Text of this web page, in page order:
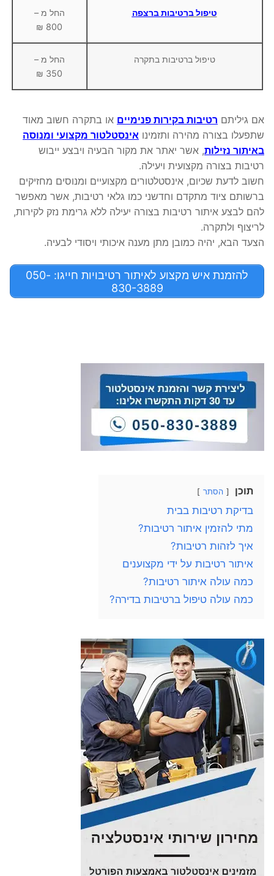
טיפול ברטיבות ברצפה
החל מ –
800 ₪
טיפול ברטיבות בתקרה
החל מ –
350 ₪
אם גיליתם רטיבות בקירות פנימיים או בתקרה חשוב מאוד
שתפעלו בצורה מהירה ותזמינו אינסטלטור מקצועי ומנוסה
באיתור נזילות, אשר יאתר את מקור הבעיה ויבצע ייבוש
רטיבות בצורה מקצועית ויעילה.
חשוב לדעת שכיום, אינסטלטורים מקצועיים ומנוסים מחזיקים
ברשותם ציוד מתקדם וחדשני כמו גלאי רטיבות, אשר מאפשר
להם לבצע איתור רטיבות בצורה יעילה ללא גרימת נזק לקירות,
לריצוף ולתקרה.
הצעד הבא, יהיה כמובן מתן מענה איכותי ויסודי לבעיה.
להזמנת איש מקצוע לאיתור רטיבויות חייגו: 050-
830-3889
תוכן הסתר
בדיקת רטיבות בבית
מתי להזמין איתור רטיבות?
איך לזהות רטיבות?
איתור רטיבות על ידי מקצוענים
כמה עולה איתור רטיבות?
כמה עולה טיפול ברטיבות בדירה?